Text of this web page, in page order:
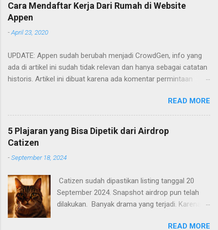
Cara Mendaftar Kerja Dari Rumah di Website
Appen
-April 23, 2020
UPDATE: Appen sudah berubah menjadi CrowdGen, info yang
ada di artikel ini sudah tidak relevan dan hanya sebagai catatan
historis. Artikel ini dibuat karena ada komentar permintaan
garis-garis besar saja apa saja yang perlu dilakukan. Cara
mendaftarnya cukup mudah. Yaitu tinggal mengakses
websitenya dan mengisi formulir yang ada. Berikut adalah poin-
poin yang perlu diperhatikan.
READ MORE
5 Plajaran yang Bisa Dipetik dari Airdrop
Catizen
-September 18, 2024
Catizen sudah dipastikan listing tanggal 20
September 2024. Snapshot airdrop pun telah
dilakukan. Banyak drama yang terjadi. Karena
sedikit. Kekecewan terutama bagi pemain yang
READ MORE